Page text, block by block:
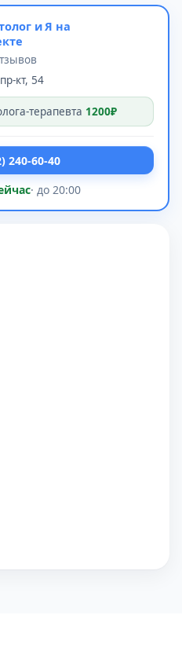
и Я на
кт, 54
терапевта 1200₽
240-60-40
· до 20:00